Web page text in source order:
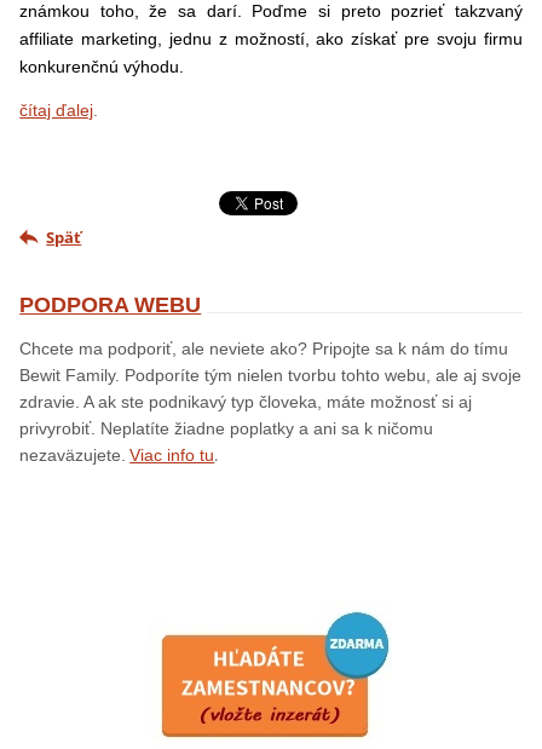
známkou toho, že sa darí. Poďme si preto pozrieť takzvaný
affiliate marketing, jednu z možností, ako získať pre svoju firmu
konkurenčnú výhodu.
čítaj ďalej
Späť
PODPORA WEBU
Chcete ma podporiť, ale neviete ako? Pripojte sa k nám do tímu
Bewit Family. Podporíte tým nielen tvorbu tohto webu, ale aj svoje
zdravie. A ak ste podnikavý typ človeka, máte možnosť si aj
privyrobiť. Neplatíte žiadne poplatky a ani sa k ničomu
nezaväzujete. Viac info tu.